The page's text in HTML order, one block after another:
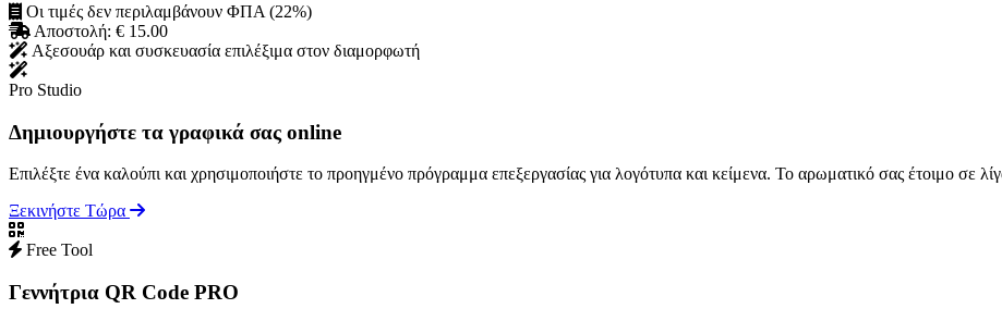
Οι τιμές δεν περιλαμβάνουν ΦΠΑ (22%)
Αποστολή: € 15.00
Αξεσουάρ και συσκευασία επιλέξιμα στον διαμορφωτή
Pro Studio
Δημιουργήστε τα γραφικά σας online
Επιλέξτε ένα καλούπι και χρησιμοποιήστε το προηγμένο πρόγραμμα επεξεργασίας για λογότυπα και κείμενα. Το αρωματικό σας έτοιμο σε
Ξεκινήστε Τώρα
Free Tool
Γεννήτρια QR Code PRO